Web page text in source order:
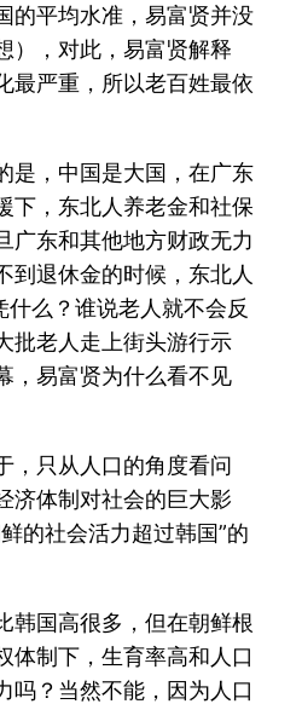
的平均水准，易富贤并没
），对此，易富贤解释
最严重，所以老百姓最依
是，中国是大国，在广东
下，东北人养老金和社保
广东和其他地方财政无力
到退休金的时候，东北人
什么？谁说老人就不会反
批老人走上街头游行示
，易富贤为什么看不见
，只从人口的角度看问
济体制对社会的巨大影
的社会活力超过韩国”的
韩国高很多，但在朝鲜根
体制下，生育率高和人口
吗？当然不能，因为人口